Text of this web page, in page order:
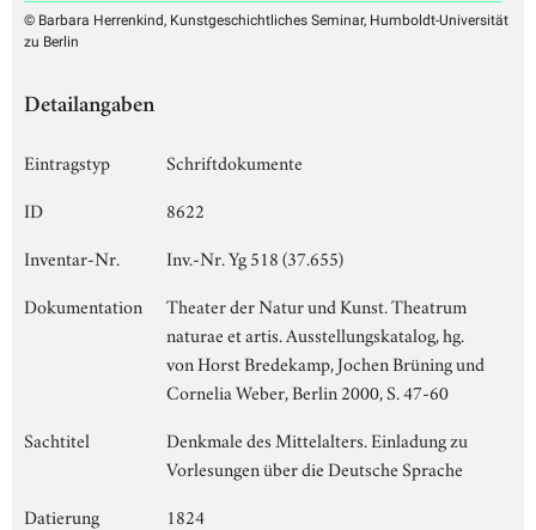
© Barbara Herrenkind, Kunstgeschichtliches Seminar, Humboldt-Universität
zu Berlin
Detailangaben
Eintragstyp
Schriftdokumente
ID
8622
Inventar-Nr.
Inv.-Nr. Yg 518 (37.655)
Dokumentation
Theater der Natur und Kunst. Theatrum
naturae et artis. Ausstellungskatalog, hg.
von Horst Bredekamp, Jochen Brüning und
Cornelia Weber, Berlin 2000, S. 47-60
Sachtitel
Denkmale des Mittelalters. Einladung zu
Vorlesungen über die Deutsche Sprache
Datierung
1824